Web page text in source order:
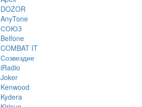
DOZOR
AnyTone
СОЮЗ
Belfone
COMBAT IT
Созвездие
iRadio
Joker
Kenwood
Kydera